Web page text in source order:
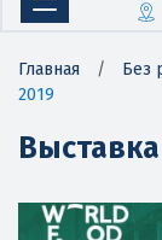
Главная / Без
2019